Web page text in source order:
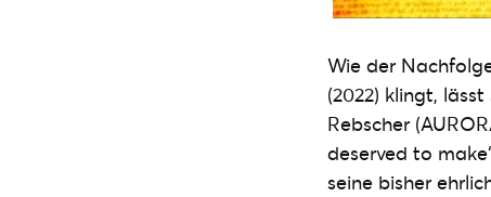
Wie der
(2022) klingt,
Rebscher
deserved to
seine bisher